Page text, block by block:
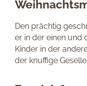
Den prächtig
er in der einen und
Kinder in der
der knuffige